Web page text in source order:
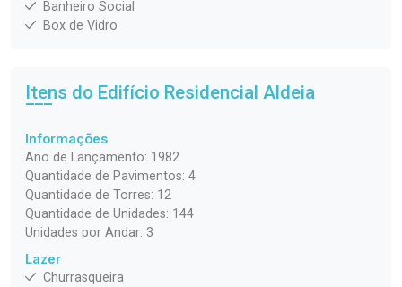
Banheiro Social
Box de Vidro
Itens do Edifício Residencial Aldeia
Informações
Ano de Lançamento: 1982
Quantidade de Pavimentos: 4
Quantidade de Torres: 12
Quantidade de Unidades: 144
Unidades por Andar: 3
Lazer
Churrasqueira